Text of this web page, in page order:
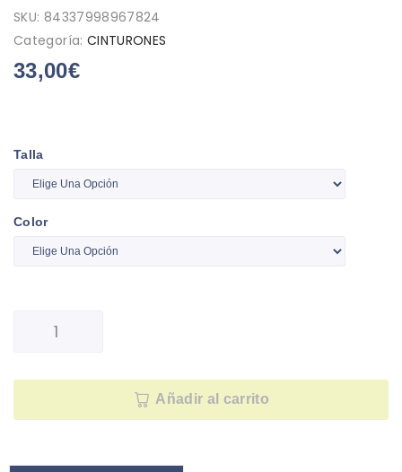
SKU: 84337998967824
Categoría: CINTURONES
33,00€
Talla
Color
Añadir al carrito